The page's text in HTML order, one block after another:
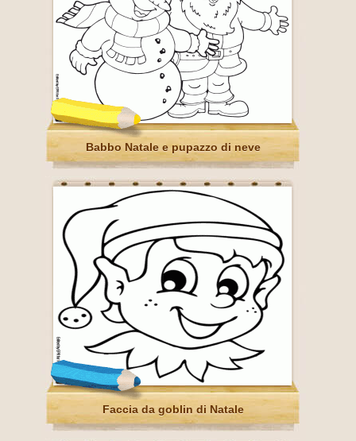
Babbo Natale e pupazzo di neve
Faccia da goblin di Natale